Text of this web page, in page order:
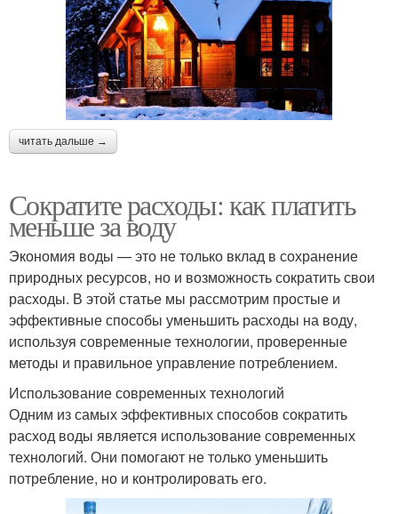
читать дальше →
Сократите расходы: как платить
меньше за воду
Экономия воды — это не только вклад в сохранение
природных ресурсов, но и возможность сократить свои
расходы. В этой статье мы рассмотрим простые и
эффективные способы уменьшить расходы на воду,
используя современные технологии, проверенные
методы и правильное управление потреблением.
Использование современных технологий
Одним из самых эффективных способов сократить
расход воды является использование современных
технологий. Они помогают не только уменьшить
потребление, но и контролировать его.